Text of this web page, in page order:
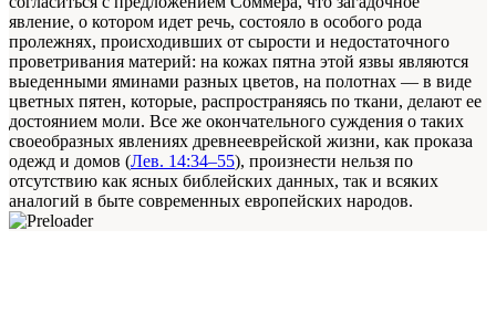
явление, о котором идет речь, состояло в особого рода
пролежнях, происходивших от сырости и недостаточного
проветривания материй: на кожах пятна этой язвы являются
выеденными яминами разных цветов, на полотнах — в виде
цветных пятен, которые, распространяясь по ткани, делают ее
достоянием моли. Все же окончательного суждения о таких
своеобразных явлениях древнееврейской жизни, как проказа
одежд и домов (Лев. 14:34–55), произнести нельзя по
отсутствию как ясных библейских данных, так и всяких
аналогий в быте современных европейских народов.